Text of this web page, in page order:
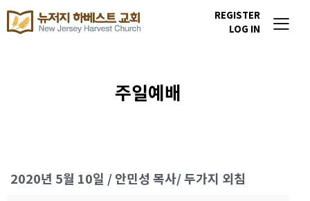
REGISTER
LOG IN
주일예배
2020년 5월 10일 / 안민성 목사/ 두가지 외침